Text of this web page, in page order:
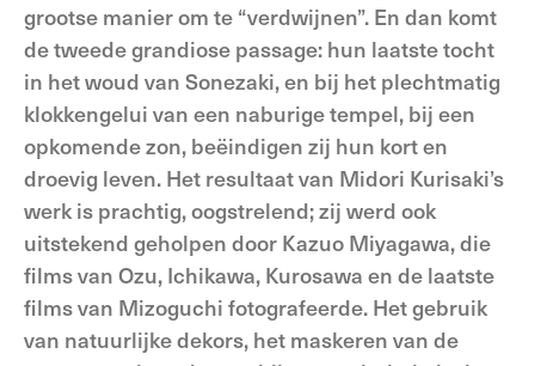
grootse manier om te “verdwijnen”. En dan komt
de tweede grandiose passage: hun laatste tocht
in het woud van Sonezaki, en bij het plechtmatig
klokkengelui van een naburige tempel, bij een
opkomende zon, beëindigen zij hun kort en
droevig leven. Het resultaat van Midori Kurisaki’s
werk is prachtig, oogstrelend; zij werd ook
uitstekend geholpen door Kazuo Miyagawa, die
films van Ozu, Ichikawa, Kurosawa en de laatste
films van Mizoguchi fotografeerde. Het gebruik
van natuurlijke dekors, het maskeren van de